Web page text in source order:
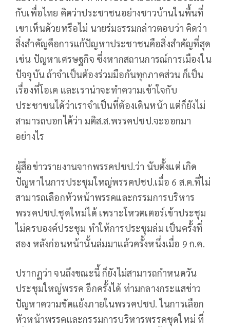
กับเพื่อไทย คิดว่าประชาชนอย่างชาวบ้านในพื้นที่
เขาเห็นด้วยหรือไม่ นายร่มธรรมกล่าวตอบว่า คิดว่า
สิ่งสำคัญคือการแก้ปัญหาประชาชนคือสิ่งสำคัญที่สุด
เช่น ปัญหาเศรษฐกิจ ซึ่งหากสถานการณ์การเมืองใน
ปัจจุบัน ถ้าจำเป็นต้องร่วมมือกันทุกภาคส่วน ก็เป็น
เรื่องที่โอเค และเราน่าจะทำความเข้าใจกับ
ประชาชนได้ว่าเราจำเป็นที่ต้องเดินหน้า แต่ก็ยังไม่
สามารถบอกได้ว่า มติส.ส.พรรคปชป.จะออกมา
อย่างไร
ผู้สื่อข่าวรายงานจากพรรคปชป.ว่า นับตั้งแต่ เกิด
ปัญหาในการประชุมใหญ่พรรคปชป.เมื่อ 6 ส.ค.ที่ไม่
สามารถเลือกหัวหน้าพรรคและกรรมการบริหาร
พรรคปชป.ชุดใหม่ได้ เพราะโหวตเตอร์เข้าประชุม
ไม่ครบองค์ประชุม ทำให้การประชุมล่ม เป็นครั้งที่
สอง หลังก่อนหน้านั้นล่มมาแล้วครั้งหนึ่งเมื่อ 9 ก.ค.
ปรากฏว่า จนถึงขณะนี้ ก็ยังไม่สามารถกำหนดวัน
ประชุมใหญ่พรรค อีกครั้งได้ ท่ามกลางกระแสข่าว
ปัญหาความขัดแย้งภายในพรรคปชป. ในการเลือก
หัวหน้าพรรคและกรรมการบริหารพรรคชุดใหม่ ที่